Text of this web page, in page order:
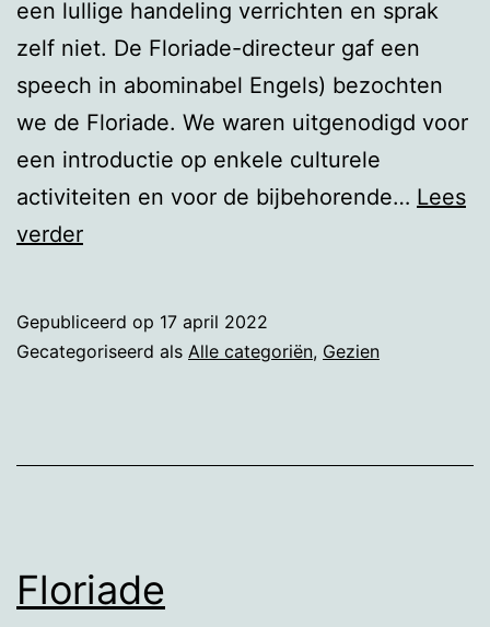
een lullige handeling verrichten en sprak
zelf niet. De Floriade-directeur gaf een
speech in abominabel Engels) bezochten
we de Floriade. We waren uitgenodigd voor
een introductie op enkele culturele
activiteiten en voor de bijbehorende… Lees
verderFloriade
Gepubliceerd op 17 april 2022
Gecategoriseerd als Alle categoriën, Gezien
Floriade